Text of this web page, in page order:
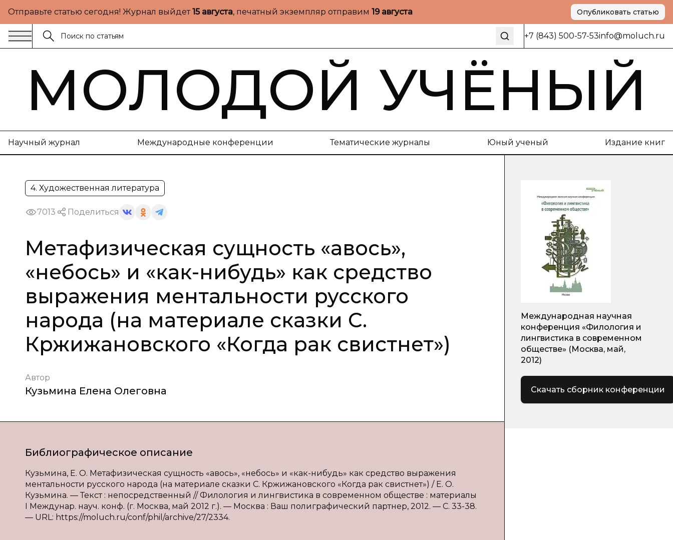
Отправьте статью сегодня! Журнал выйдет15 августа, печатный экземпляр отправим 19 августа Опубликовать статью
+7 (843) 500-57-53info@moluch.ru
МОЛОДОЙ УЧЁНЫЙ
Научный журнал Международные конференции Тематические журналы Юный ученый Издание книг
4. Художественная литература
7013 Поделиться
Метафизическая сущность «авось»,
«небось» и «как-нибудь» как средство
выражения ментальности русского
народа (на материале сказки С.
Кржижановского «Когда рак свистнет»)
Автор
Кузьмина Елена Олеговна
Библиографическое описание
Кузьмина, Е. О. Метафизическая сущность «авось», «небось» и «как-нибудь» как средство выражения
ментальности русского народа (на материале сказки С. Кржижановского «Когда рак свистнет») / Е. О.
Кузьмина. — Текст : непосредственный // Филология и лингвистика в современном обществе : материалы
I Междунар. науч. конф. (г. Москва, май 2012 г.). — Москва : Ваш полиграфический партнер, 2012. — С. 33-38.
— URL: https://moluch.ru/conf/phil/archive/27/2334.
Международная научная
конференция «Филология и
лингвистика в современном
обществе» (Москва, май,
2012)
Скачать сборник конференции